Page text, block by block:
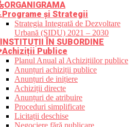
ORGANIGRAMA
Programe și Strategii
Strategia Integrată de Dezvoltare
Urbană (SIDU) 2021 – 2030
INSTITUȚII ÎN SUBORDINE
Achiziții Publice
Planul Anual al Achizițiilor publice
Anunțuri achiziții publice
Anunțuri de inițiere
Achiziții directe
Anunțuri de atribuire
Proceduri simplificate
Licitații deschise
Negociere fără publicare